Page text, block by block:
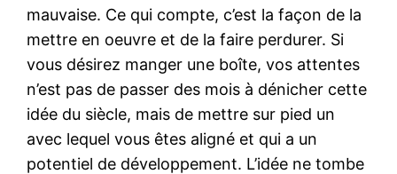
mauvaise. Ce qui compte, c’est la façon de la
mettre en oeuvre et de la faire perdurer. Si
vous désirez manger une boîte, vos attentes
n’est pas de passer des mois à dénicher cette
idée du siècle, mais de mettre sur pied un
avec lequel vous êtes aligné et qui a un
potentiel de développement. L’idée ne tombe